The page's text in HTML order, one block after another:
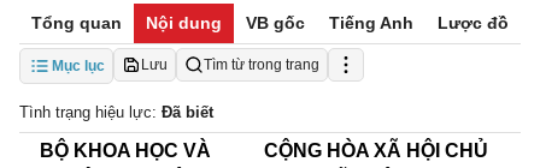
Tổng quan Nội dung VB gốc Tiếng Anh Lược đồ
Mục lục Lưu Tìm từ trong trang
Tình trạng hiệu lực: Đã biết
BỘ KHOA HỌC VÀ
CỘNG HÒA XÃ HỘI CHỦ